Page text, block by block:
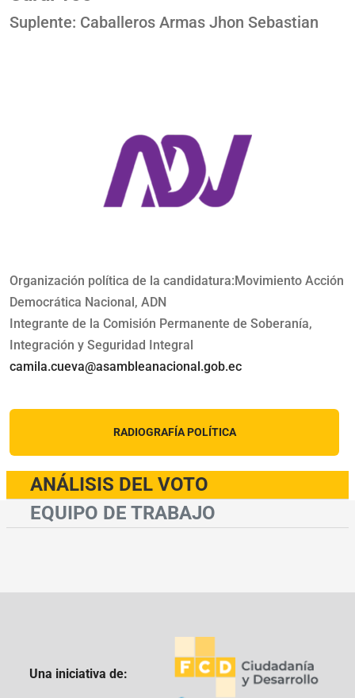
Suplente: Caballeros Armas Jhon Sebastian
Organización política de la candidatura:Movimiento Acción
Democrática Nacional, ADN
Integrante de la Comisión Permanente de Soberanía,
Integración y Seguridad Integral
camila.cueva@asambleanacional.gob.ec
RADIOGRAFÍA POLÍTICA
ANÁLISIS DEL VOTO
EQUIPO DE TRABAJO
Una iniciativa de: